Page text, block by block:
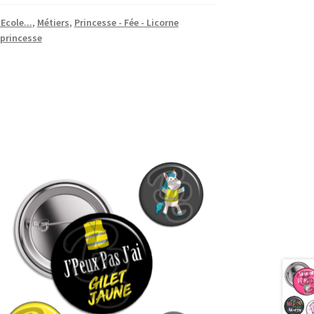
, Métiers, Princesse - Fée - Licorne
princesse